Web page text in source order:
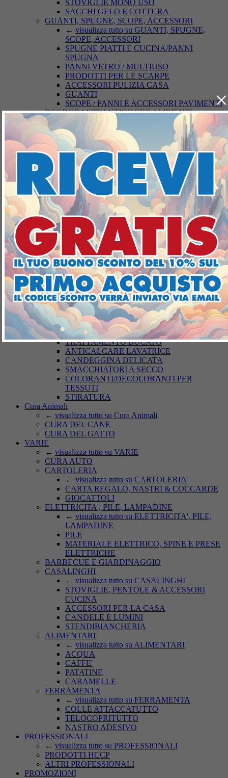
STOVIGLIE MONO USO
SACCHI GELO E COTTURA
GUANTI, SPUGNE, SCOPE, ACCESSORI
← visualizza tutto su GUANTI, SPUGNE,
SCOPE, ACCESSORI
SPUGNE PIATTI E CUCINA/PANNI
SPUGNA
PANNI VETRO / MULTIUSO
PRODOTTI PER LE SCARPE
ACCESSORI PULIZIA CASA
GUANTI
SCOPE / PANNI E ACCESSORI PAVIMENTI
DEODORANTI/ANTIODORE AMBIENTI
←
visualizza tutto su
DEODORANTI/ANTIODORE AMBIENTI
ASSORBIUMIDITA'
DEODORANTI AZIONE CONTINUA
DEODORANTE AZIONE ISTANTANEA
INSETTICIDI
visualizza tutto su INSETTICIDI
INSETTOREPELLENTI/DOPO PUNTURA
ACARICIDI
INSETTICIDI VOLANTI
INSETTICIDI STRISCIANTI
TOPICIDA
DETERGENZA BUCATO
visualizza tutto su DETERGENZA
BUCATO
SAPONI
DETERSIVI LAVATRICE
BUCATO A MANO
AMMORBIDENTI
PODS-DISCS LAVATRICE
CURA DEI TESSUTI
← visualizza tutto su CURA DEI TESSUTI
ARTICOLI PER IL BUCATO
ANTITARME
TRATTAMENTO BUCATO
ANTICALCARE LAVATRICE
CANDEGGINA DELICATA
SMACCHIATORI A SECCO
COLORANTI/DECOLORANTI PER
TESSUTI
STIRATURA
Cura Animali
← visualizza tutto su Cura Animali
CURA DEL CANE
CURA DEL GATTO
VARIE
← visualizza tutto su VARIE
CURA AUTO
CARTOLERIA
← visualizza tutto su CARTOLERIA
CARTA REGALO, NASTRI & COCCARDE
GIOCATTOLI
ELETTRICITA', PILE, LAMPADINE
← visualizza tutto su ELETTRICITA', PILE,
LAMPADINE
PILE
MATERIALE ELETTRICO, SPINE E PRESE
ELETTRICHE
BARBECUE E GIARDINAGGIO
CASALINGHI
← visualizza tutto su CASALINGHI
STOVIGLIE, PENTOLE & ACCESSORI
CUCINA
ACCESSORI PER LA CASA
CANDELE E LUMINI
STENDIBIANCHERIA
ALIMENTARI
← visualizza tutto su ALIMENTARI
ACQUA
CAFFE'
PATATINE
CARAMELLE
FERRAMENTA
← visualizza tutto su FERRAMENTA
COLLE ATTACCATUTTO
TELOCOPRITUTTO
NASTRO ADESIVO
PROFESSIONALI
← visualizza tutto su PROFESSIONALI
PRODOTTI HCCP
ALTRI PROFESSIONALI
PROMOZIONI
×